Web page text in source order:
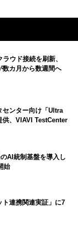
ウド接続を刷新、
数カ月から数週間へ
センター向け「Ultra
、VIAVI TestCenter
AI統制基盤を導入し
始
連携関連実証」に7